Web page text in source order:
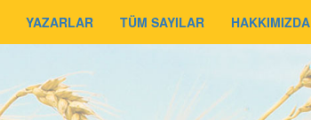
YAZARLAR TÜM SAYILAR HAKKIMIZDA